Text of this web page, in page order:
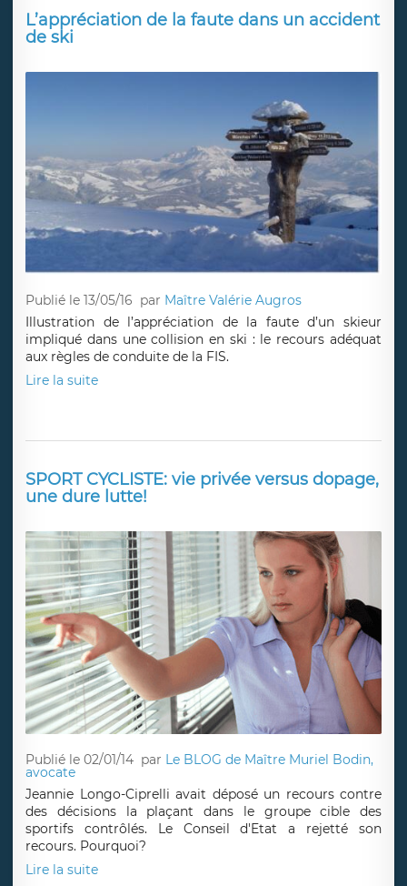
L’appréciation de la faute dans un accident
de ski
Publié le 13/05/16 par Maître Valérie Augros
Illustration de l’appréciation de la faute d’un skieur
impliqué dans une collision en ski : le recours adéquat
aux règles de conduite de la FIS.
Lire la suite
SPORT CYCLISTE: vie privée versus dopage,
une dure lutte!
Publié le 02/01/14 par Le BLOG de Maître Muriel Bodin,
avocate
Jeannie Longo-Ciprelli avait déposé un recours contre
des décisions la plaçant dans le groupe cible des
sportifs contrôlés. Le Conseil d'Etat a rejetté son
recours. Pourquoi?
Lire la suite